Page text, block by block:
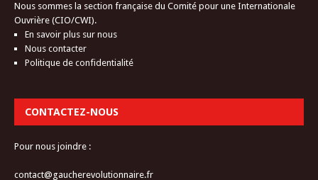
Nous sommes la section française du Comité pour une Internationale
Ouvrière (CIO/CWI).
En savoir plus sur nous
Nous contacter
Politique de confidentialité
CONTACTEZ-NOUS
Pour nous joindre :
contact@gaucherevolutionnaire.fr